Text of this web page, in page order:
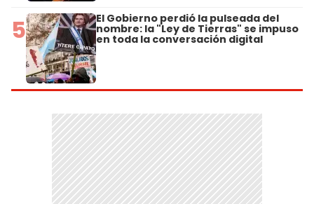
5 El Gobierno perdió la pulseada del
nombre: la "Ley de Tierras" se impuso
en toda la conversación digital